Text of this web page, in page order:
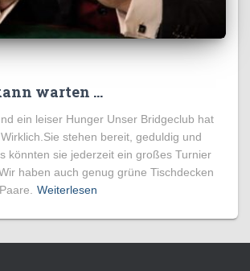
warten …
ein leiser Hunger Unser Bridgeclub hat
stehen bereit, geduldig und
könnten sie jederzeit ein großes Turnier
haben auch genug grüne Tischdecken
Weiterlesen